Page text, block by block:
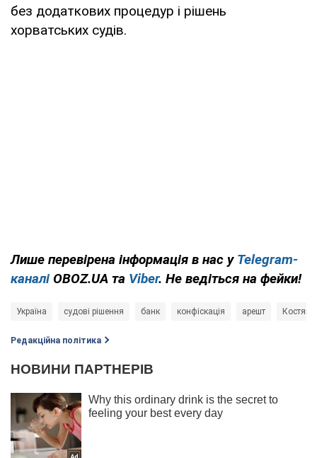
без додаткових процедур і рішень
хорватських судів.
Лише перевірена інформація в нас у Telegram-
каналі OBOZ.UA та Viber. Не ведіться на фейки!
Україна судові рішення банк конфіскація арешт
Редакційна політика